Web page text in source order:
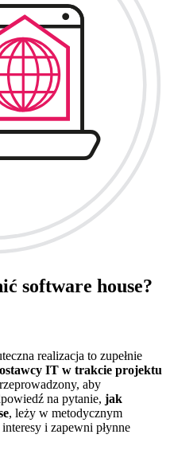
software house?
realizacja to zupełnie
IT w trakcie projektu
aby
na pytanie, jak
, leży w metodycznym
i zapewni płynne